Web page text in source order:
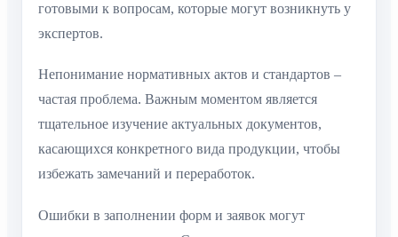
готовыми к вопросам, которые могут возникнуть у
экспертов.
Непонимание нормативных актов и стандартов –
частая проблема. Важным моментом является
тщательное изучение актуальных документов,
касающихся конкретного вида продукции, чтобы
избежать замечаний и переработок.
Ошибки в заполнении форм и заявок могут